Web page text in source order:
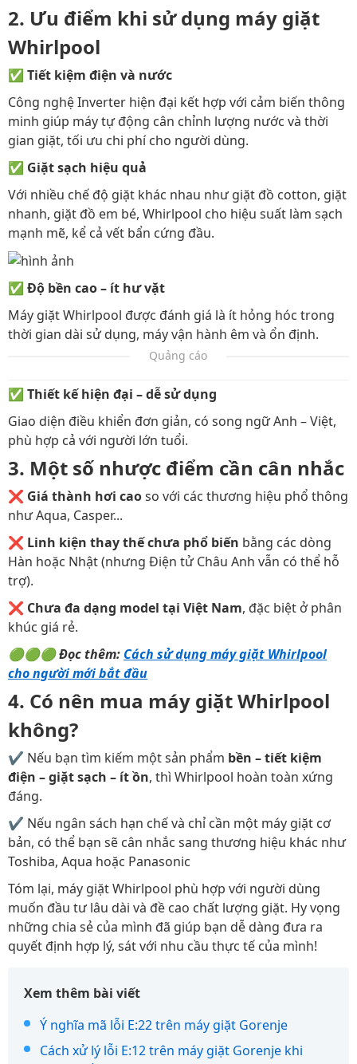
2. Ưu điểm khi sử dụng máy giặt
Whirlpool
✅ Tiết kiệm điện và nước
Công nghệ Inverter hiện đại kết hợp với cảm biến thông
minh giúp máy tự động cân chỉnh lượng nước và thời
gian giặt, tối ưu chi phí cho người dùng.
✅ Giặt sạch hiệu quả
Với nhiều chế độ giặt khác nhau như giặt đồ cotton, giặt
nhanh, giặt đồ em bé, Whirlpool cho hiệu suất làm sạch
mạnh mẽ, kể cả vết bẩn cứng đầu.
✅ Độ bền cao – ít hư vặt
Máy giặt Whirlpool được đánh giá là ít hỏng hóc trong
thời gian dài sử dụng, máy vận hành êm và ổn định.
Quảng cáo
✅ Thiết kế hiện đại – dễ sử dụng
Giao diện điều khiển đơn giản, có song ngữ Anh – Việt,
phù hợp cả với người lớn tuổi.
3. Một số nhược điểm cần cân nhắc
❌ Giá thành hơi caoso với các thương hiệu phổ thông
như Aqua, Casper...
❌ Linh kiện thay thế chưa phổ biến bằng các dòng
Hàn hoặc Nhật (nhưng Điện tử Châu Anh vẫn có thể hỗ
trợ).
❌ Chưa đa dạng model tại Việt Nam, đặc biệt ở phân
khúc giá rẻ.
🟢🟢🟢 Đọc thêm: Cách sử dụng máy giặt Whirlpool
cho người mới bắt đầu
4. Có nên mua máy giặt Whirlpool
không?
✔ Nếu bạn tìm kiếm một sản phẩm bền – tiết kiệm
điện – giặt sạch – ít ồn, thì Whirlpool hoàn toàn xứng
đáng.
✔ Nếu ngân sách hạn chế và chỉ cần một máy giặt cơ
bản, có thể bạn sẽ cân nhắc sang thương hiệu khác như
Toshiba, Aqua hoặc Panasonic
Tóm lại, máy giặt Whirlpool phù hợp với người dùng
muốn đầu tư lâu dài và đề cao chất lượng giặt. Hy vọng
những chia sẻ của mình đã giúp bạn dễ dàng đưa ra
quyết định hợp lý, sát với nhu cầu thực tế của mình!
Xem thêm bài viết
Ý nghĩa mã lỗi E:22 trên máy giặt Gorenje
Cách xử lý lỗi E:12 trên máy giặt Gorenje khi